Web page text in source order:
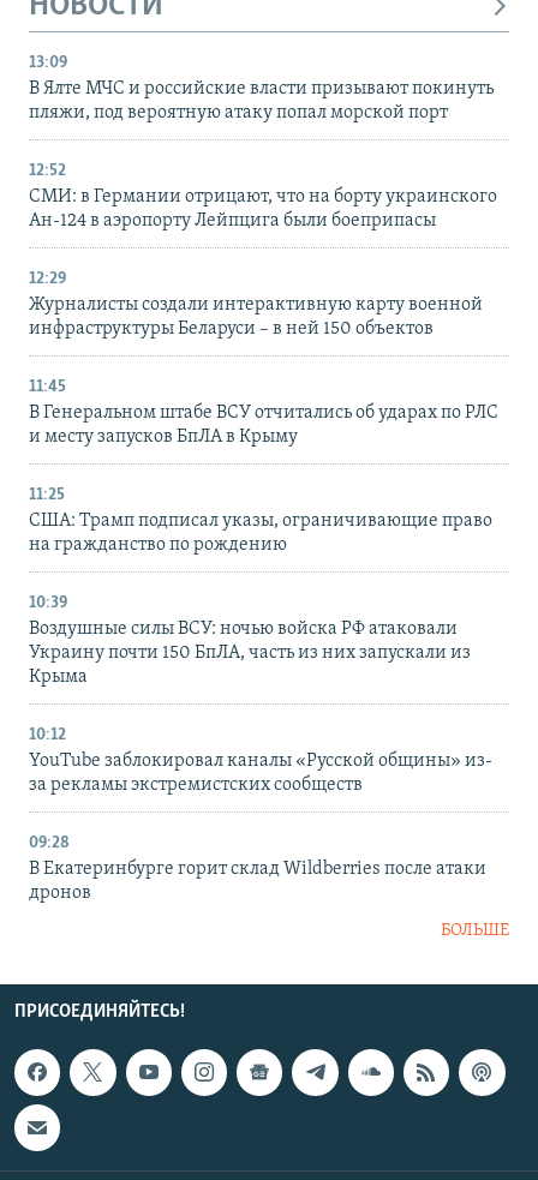
13:09
В Ялте МЧС и российские власти призывают покинуть
пляжи, под вероятную атаку попал морской порт
12:52
СМИ: в Германии отрицают, что на борту украинского
Ан-124 в аэропорту Лейпцига были боеприпасы
12:29
Журналисты создали интерактивную карту военной
инфраструктуры Беларуси – в ней 150 объектов
11:45
В Генеральном штабе ВСУ отчитались об ударах по РЛС
и месту запусков БпЛА в Крыму
11:25
США: Трамп подписал указы, ограничивающие право
на гражданство по рождению
10:39
Воздушные силы ВСУ: ночью войска РФ атаковали
Украину почти 150 БпЛА, часть из них запускали из
Крыма
10:12
YouTube заблокировал каналы «Русской общины» из-
за рекламы экстремистских сообществ
09:28
В Екатеринбурге горит склад Wildberries после атаки
дронов
БОЛЬШЕ
ПРИСОЕДИНЯЙТЕСЬ!